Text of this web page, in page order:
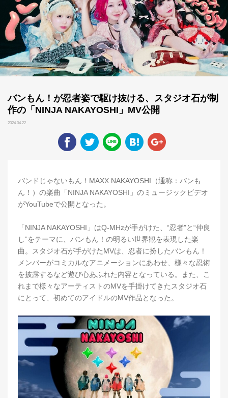
バンもん！が忍者姿で駆け抜ける、スタジオ石が制
作の「NINJA NAKAYOSHI」MV公開
2024.04.22
バンドじゃないもん！MAXX NAKAYOSHI（通称：バンも
ん！）の楽曲「NINJA NAKAYOSHI」のミュージックビデオ
がYouTubeで公開となった。
「NINJA NAKAYOSHI」はQ-MHzが手がけた、“忍者”と“仲良
し”をテーマに、バンもん！の明るい世界観を表現した楽
曲。スタジオ石が手がけたMVは、忍者に扮したバンもん！
メンバーがコミカルなアニメーションにあわせ、様々な忍術
を披露するなど遊び心あふれた内容となっている。また、こ
れまで様々なアーティストのMVを手掛けてきたスタジオ石
にとって、初めてのアイドルのMV作品となった。